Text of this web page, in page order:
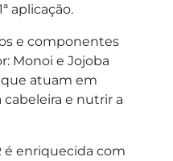
aplicação.
e componentes
Monoi e Jojoba
que atuam em
cabeleira e nutrir a
é enriquecida com